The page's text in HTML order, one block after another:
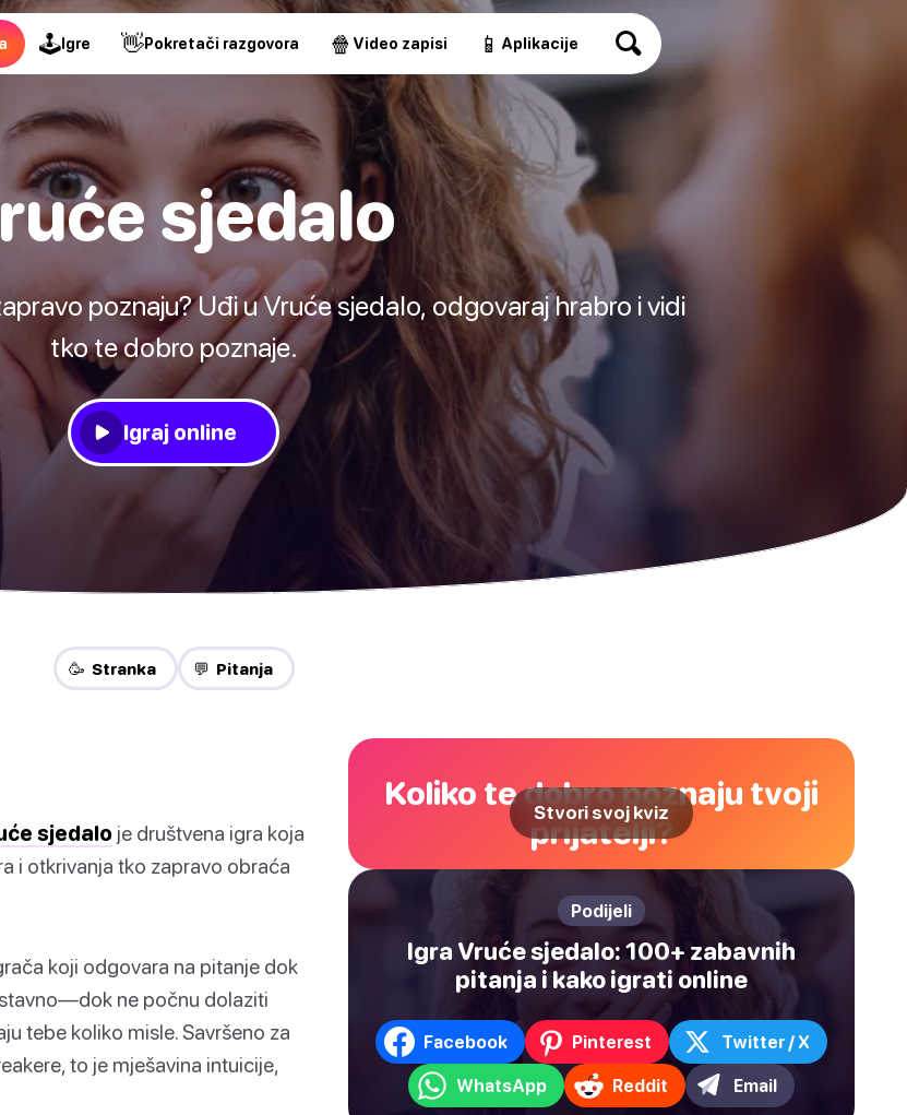
🕹Igre 👋Pokretači razgovora 🍿 Video zapisi 📱 Aplikacije
sjedalo
poznaju? Uđi u Vruće sjedalo, odgovaraj hrabro i vidi
tko te dobro poznaje.
Igraj online
🥳 Stranka 💬 Pitanja
sjedalo je društvena igra koja
i otkrivanja tko zapravo obraća
koji odgovara na pitanje dok
ne počnu dolaziti
tebe koliko misle. Savršeno za
to je mješavina intuicije,
Koliko te dobro poznaju tvoji
prijatelji?
Stvori svoj kviz
Podijeli
Igra Vruće sjedalo: 100+ zabavnih
pitanja i kako igrati online
Facebook Pinterest Twitter / X
WhatsApp Reddit Email